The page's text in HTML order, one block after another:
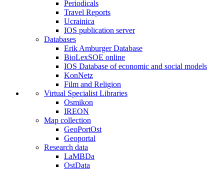
Periodicals
Travel Reports
Ucrainica
IOS publication server
Databases
Erik Amburger Database
BioLexSOE online
IOS Database of economic and social models
KonNetz
Film and Religion
Virtual Specialist Libraries
Osmikon
IREON
Map collection
GeoPortOst
Geoportal
Research data
LaMBDa
OstData